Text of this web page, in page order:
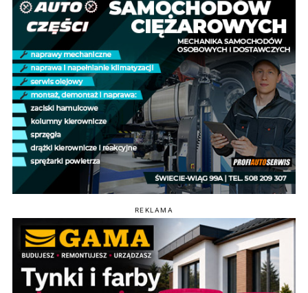
REKLAMA